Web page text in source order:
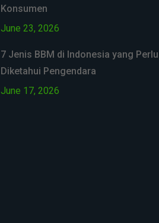
Konsumen
June 23, 2026
7 Jenis BBM di Indonesia yang Perlu
Diketahui Pengendara
June 17, 2026